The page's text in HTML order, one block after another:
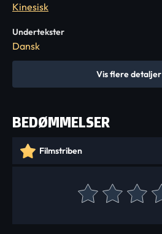
Kinesisk
Undertekster
Dansk
Vis flere detaljer
BEDØMMELSER
Filmstriben